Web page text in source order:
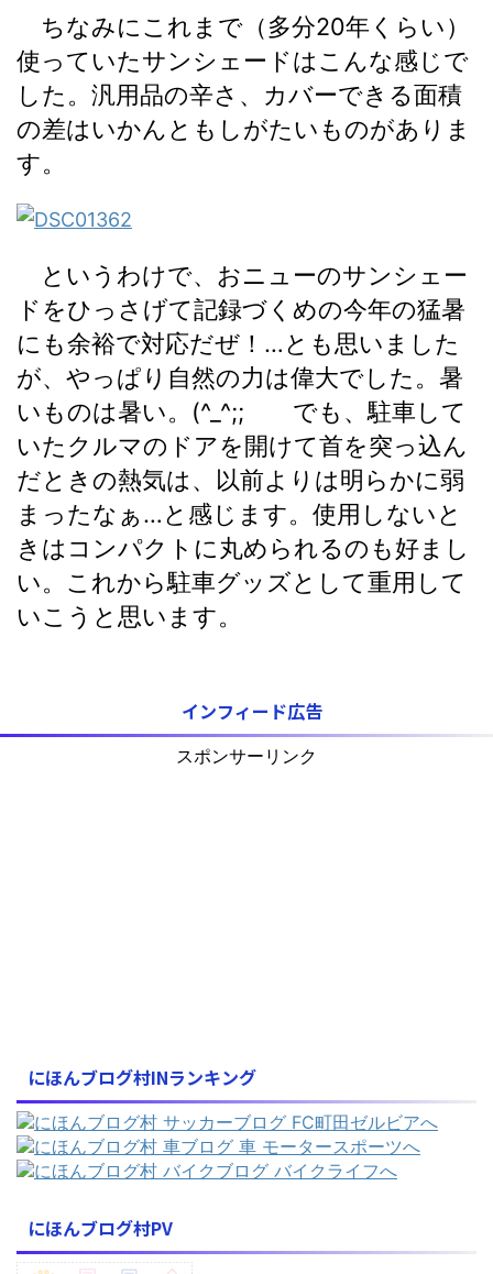
ちなみにこれまで（多分20年くらい）
使っていたサンシェードはこんな感じで
した。汎用品の辛さ、カバーできる面積
の差はいかんともしがたいものがありま
す。
というわけで、おニューのサンシェー
ドをひっさげて記録づくめの今年の猛暑
にも余裕で対応だぜ！…とも思いました
が、やっぱり自然の力は偉大でした。暑
いものは暑い。(^_^;; でも、駐車して
いたクルマのドアを開けて首を突っ込ん
だときの熱気は、以前よりは明らかに弱
まったなぁ…と感じます。使用しないと
きはコンパクトに丸められるのも好まし
い。これから駐車グッズとして重用して
いこうと思います。
インフィード広告
スポンサーリンク
にほんブログ村INランキング
にほんブログ村PV